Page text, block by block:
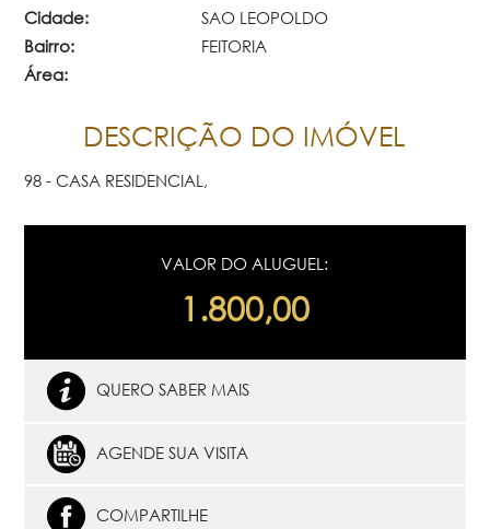
Cidade:
SAO LEOPOLDO
Bairro:
FEITORIA
Área:
DESCRIÇÃO DO IMÓVEL
98 - CASA RESIDENCIAL,
VALOR DO ALUGUEL:
1.800,00
QUERO SABER MAIS
AGENDE SUA VISITA
COMPARTILHE